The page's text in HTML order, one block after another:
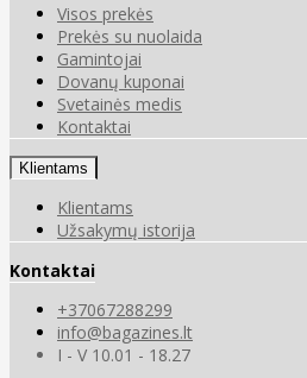
Visos prekės
Prekės su nuolaida
Gamintojai
Dovanų kuponai
Svetainės medis
Kontaktai
Klientams
Klientams
Užsakymų istorija
Kontaktai
+37067288299
info@bagazines.lt
I - V 10.01 - 18.27